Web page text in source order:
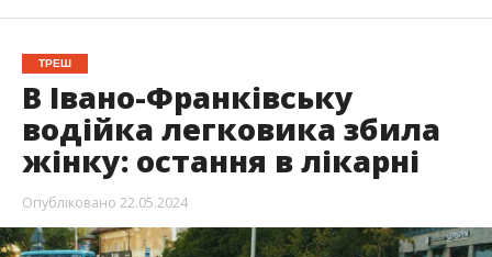
ТРЕШ
В Івано-Франківську
водійка легковика збила
жінку: остання в лікарні
Опубліковано 22.05.2024